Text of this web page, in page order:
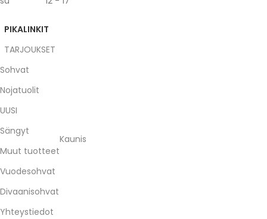
PIKALINKIT
TARJOUKSET
Sohvat
Nojatuolit
UUSI
Sängyt
Muut tuotteet
Kaunis
Vuodesohvat
Divaanisohvat
Yhteystiedot